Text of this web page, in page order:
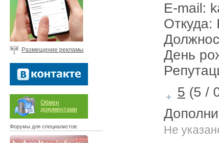
Размещение рекламы
Обмен
документами
Форумы для специалистов:
E-mail:
Откуда:
День
5 (5 /
Не